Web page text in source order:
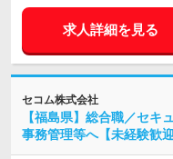
求人詳細を見る
セコム株式会社
【福島県】総合職／セキ
事務管理等へ【未経験歓